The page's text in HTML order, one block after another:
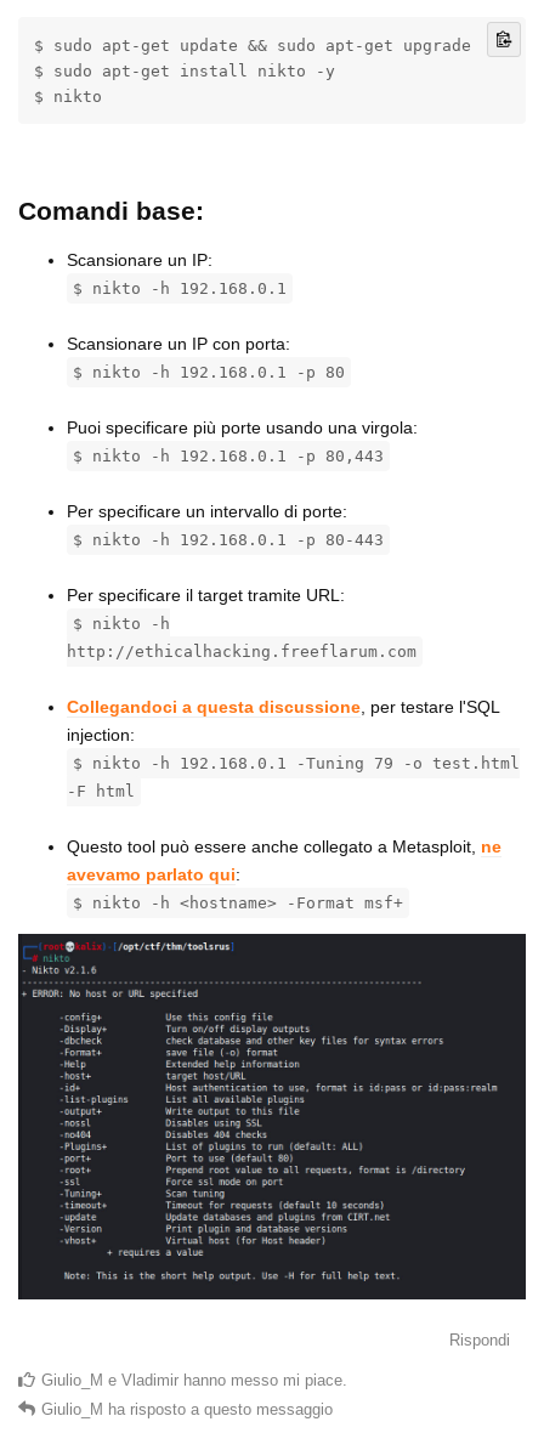
$ sudo apt-get update && sudo apt-get upgrade
$ sudo apt-get install nikto -y
$ nikto
Comandi base:
Scansionare un IP:
$ nikto -h 192.168.0.1
Scansionare un IP con porta:
$ nikto -h 192.168.0.1 -p 80
Puoi specificare più porte usando una virgola:
$ nikto -h 192.168.0.1 -p 80,443
Per specificare un intervallo di porte:
$ nikto -h 192.168.0.1 -p 80-443
Per specificare il target tramite URL:
$ nikto -h
http://ethicalhacking.freeflarum.com
Collegandoci a questa discussione , per testare l'SQL
injection:
$ nikto -h 192.168.0.1 -Tuning 79 -o test.html
-F html
Questo tool può essere anche collegato a Metasploit, ne
avevamo parlato qui:
$ nikto -h <hostname> -Format msf+
Rispondi
Giulio_M e Vladimir hanno messo mi piace.
Giulio_M ha risposto a questo messaggio